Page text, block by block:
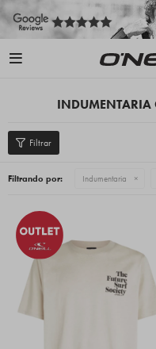

INDUMENTARIA
Filtrando por: Indumentaria